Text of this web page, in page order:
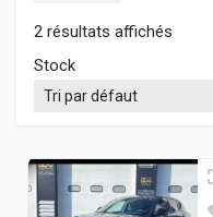
2 résultats affichés
Stock